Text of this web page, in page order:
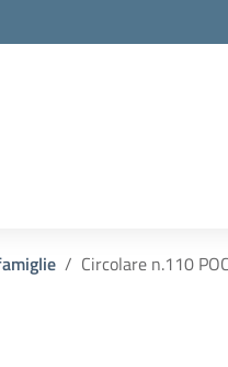
Circolare n.110